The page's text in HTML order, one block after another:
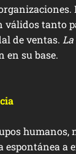
válidos tanto
de ventas. La
en su base.
humanos,
espontánea a